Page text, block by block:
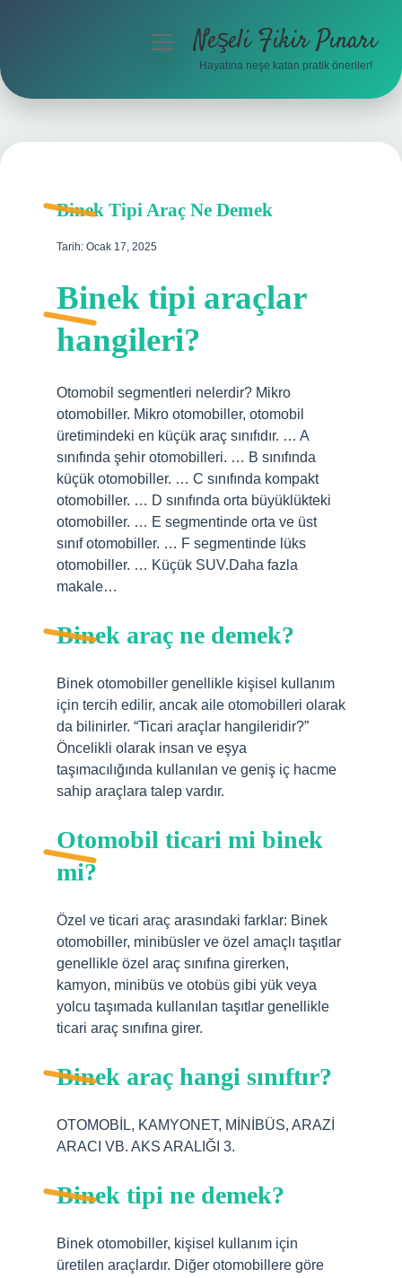
Hakkımızda
menüyüNeşeli Fikir Pınarı
Hayatına neşe katan pratik öneriler!
Binek Tipi Araç Ne Demek
Tarih: Ocak 17, 2025
Binek tipi araçlar
hangileri?
Otomobil segmentleri nelerdir? Mikro
otomobiller. Mikro otomobiller, otomobil
üretimindeki en küçük araç sınıfıdır. … A
sınıfında şehir otomobilleri. … B sınıfında
küçük otomobiller. … C sınıfında kompakt
otomobiller. … D sınıfında orta büyüklükteki
otomobiller. … E segmentinde orta ve üst
sınıf otomobiller. … F segmentinde lüks
otomobiller. … Küçük SUV.Daha fazla
makale…
Binek araç ne demek?
Binek otomobiller genellikle kişisel kullanım
için tercih edilir, ancak aile otomobilleri olarak
da bilinirler. “Ticari araçlar hangileridir?”
Öncelikli olarak insan ve eşya
taşımacılığında kullanılan ve geniş iç hacme
sahip araçlara talep vardır.
Otomobil ticari mi binek
mi?
Özel ve ticari araç arasındaki farklar: Binek
otomobiller, minibüsler ve özel amaçlı taşıtlar
genellikle özel araç sınıfına girerken,
kamyon, minibüs ve otobüs gibi yük veya
yolcu taşımada kullanılan taşıtlar genellikle
ticari araç sınıfına girer.
Binek araç hangi sınıftır?
OTOMOBİL, KAMYONET, MİNİBÜS, ARAZİ
ARACI VB. AKS ARALIĞI 3.
Binek tipi ne demek?
Binek otomobiller, kişisel kullanım için
üretilen araçlardır. Diğer otomobillere göre